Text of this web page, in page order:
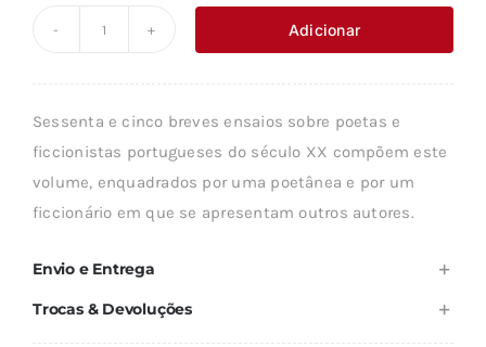
original
era:
é:
PROSA
NOVECENTOS
Adicionar
Sessenta e cinco breves ensaios sobre poetas e
ficcionistas portugueses do século XX compõem este
volume, enquadrados por uma poetânea e por um
ficcionário em que se apresentam outros autores.
Envio e Entrega
Trocas & Devoluções